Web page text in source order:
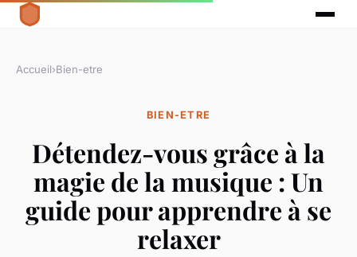
Accueil›Bien-etre
BIEN-ETRE
Détendez-vous grâce à la
magie de la musique : Un
guide pour apprendre à se
relaxer